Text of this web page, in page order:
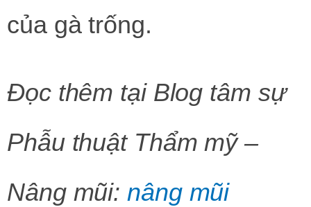
của gà trống.
Đọc thêm tại Blog tâm sự
Phẫu thuật Thẩm mỹ –
Nâng mũi: nâng mũi